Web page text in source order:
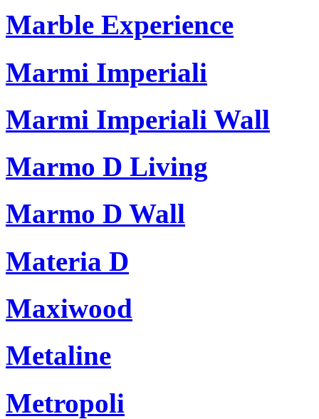
Marble Experience
Marmi Imperiali
Marmi Imperiali Wall
Marmo D Living
Marmo D Wall
Materia D
Maxiwood
Metaline
Metropoli